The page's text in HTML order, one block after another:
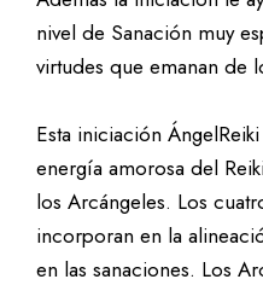
nivel de Sanación muy
virtudes que emanan de
Esta iniciación
energía amorosa del
los Arcángeles. Los
incorporan en la
en las sanaciones. Los